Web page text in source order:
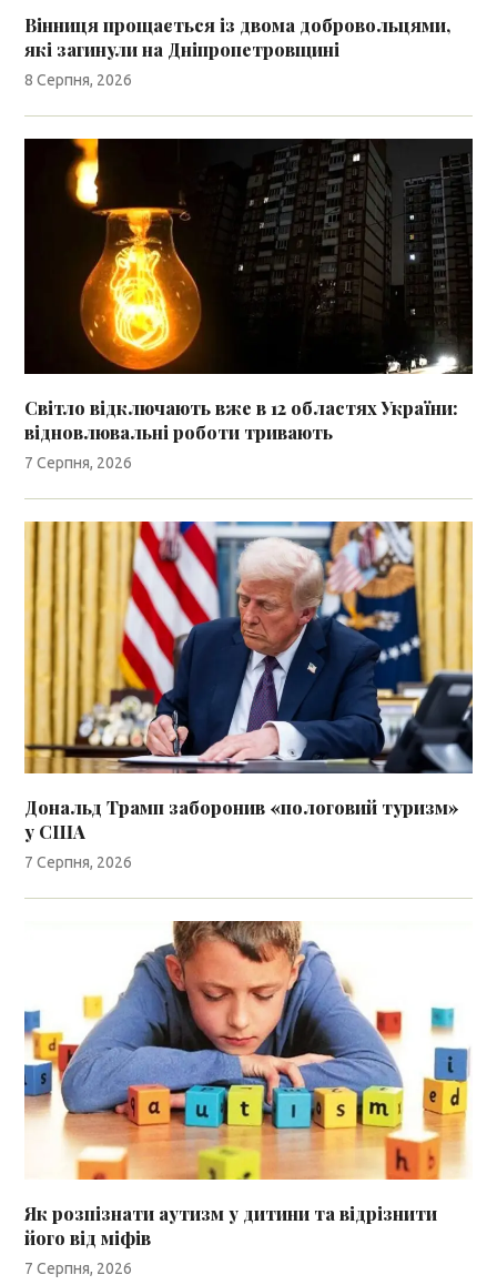
Вінниця прощається із двома добровольцями,
які загинули на Дніпропетровщині
8 Серпня, 2026
Світло відключають вже в 12 областях України:
відновлювальні роботи тривають
7 Серпня, 2026
Дональд Трамп заборонив «пологовий туризм»
у США
7 Серпня, 2026
Як розпізнати аутизм у дитини та відрізнити
його від міфів
7 Серпня, 2026